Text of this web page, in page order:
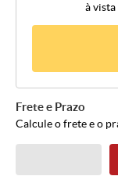
à vista
Frete e Prazo
Calcule o frete e o